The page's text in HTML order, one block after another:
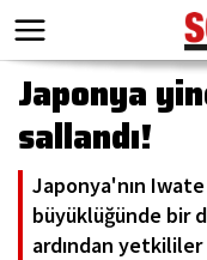
Japonya
sallandı!
Japonya'nın
büyüklüğünde bir
ardından yetkililer